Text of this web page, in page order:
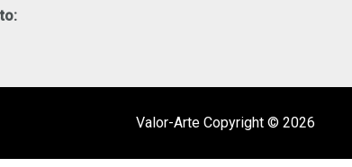
Valor-Arte Copyright © 2026